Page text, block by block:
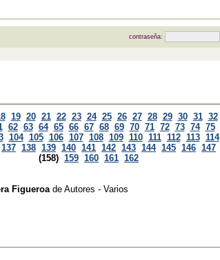
contraseña:
19 20 21 22 23 24 25 26 27 28 29 30 31 32
62 63 64 65 66 67 68 69 70 71 72 73 74 75
104 105 106 107 108 109 110 111 112 113 114
137 138 139 140 141 142 143 144 145 146 147
(158) 159 160 161 162
Figueroa de Autores - Varios